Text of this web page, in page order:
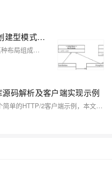
【23种设计模式·全精解析 | 创建型模式篇】5种创建型模式的结构概述、实现、优缺点、扩展、使用场景、源码解析
结构型模式描述如何将类或对象按某种布局组成更大的结构。它分为类结构型模式和对象结构型模式，前者采用继承机制来组织接口和类，后者釆用组合或聚合来组合对象。由于组合关系或聚合关系比继承关系耦合度低，满足“合成复用原则”，所以对象结构型模式比类结构型模式具有更大的灵活性。 结构型模式分为以下 7 种： • 代理模式 • 适配器模式 • 装饰者模式 • 桥接模式 • 外观模式 • 组合模式 • 享元模式
码解析及客户端实现示例
通过解析nghttp2库的源码和实现一个简单的HTTP/2客户端示例，本文详细介绍了HTTP/2的关键特性和nghttp2的核心实现。了解这些内容可以帮助开发者更好地理解HTTP/2协议，提高Web应用的性能和用户体验。对于实际开发中的应用，可以根据需要进一步优化和扩展代码，以满足具体需求。